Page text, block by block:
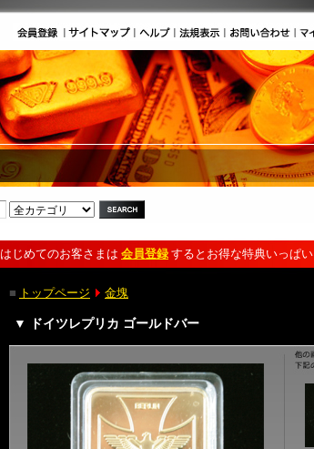
■ トップページ 金塊
はじめてのお客さまは 会員登録 するとお得な特典いっぱい
▼ ドイツレプリカ ゴールドバー